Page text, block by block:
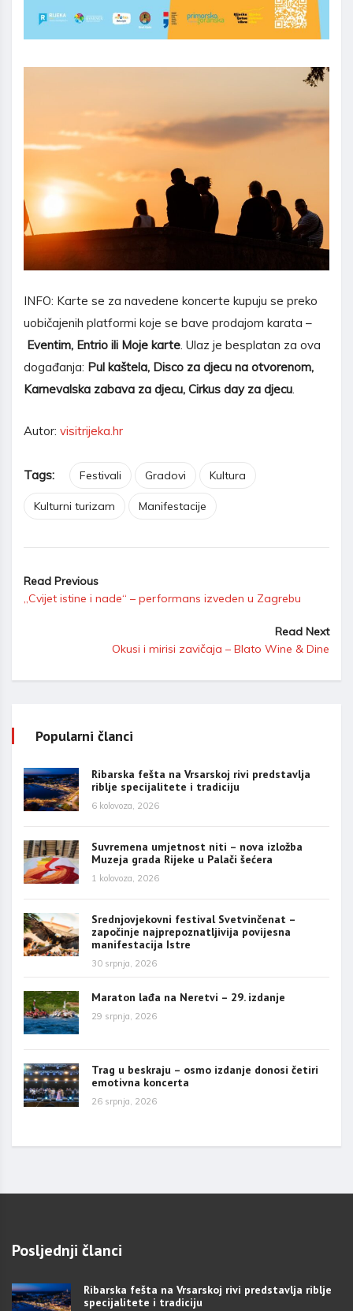
INFO: Karte se za navedene koncerte kupuju se preko
uobičajenih platformi koje se bave prodajom karata –
Eventim, Entrio ili Moje karte. Ulaz je besplatan za ova
događanja: Pul kaštela, Disco za djecu na otvorenom,
Karnevalska zabava za djecu, Cirkus day za djecu.
Autor: visitrijeka.hr
Tags: Festivali Gradovi Kultura
Kulturni turizam Manifestacije
Read Previous
„Cvijet istine i nade“ – performans izveden u Zagrebu
Read Next
Okusi i mirisi zavičaja – Blato Wine & Dine
Popularni članci
Ribarska fešta na Vrsarskoj rivi predstavlja
riblje specijalitete i tradiciju
6 kolovoza, 2026
Suvremena umjetnost niti – nova izložba
Muzeja grada Rijeke u Palači šećera
1 kolovoza, 2026
Srednjovjekovni festival Svetvinčenat –
započinje najprepoznatljivija povijesna
manifestacija Istre
30 srpnja, 2026
Maraton lađa na Neretvi – 29. izdanje
29 srpnja, 2026
Trag u beskraju – osmo izdanje donosi četiri
emotivna koncerta
26 srpnja, 2026
Posljednji članci
Ribarska fešta na Vrsarskoj rivi predstavlja riblje
specijalitete i tradiciju